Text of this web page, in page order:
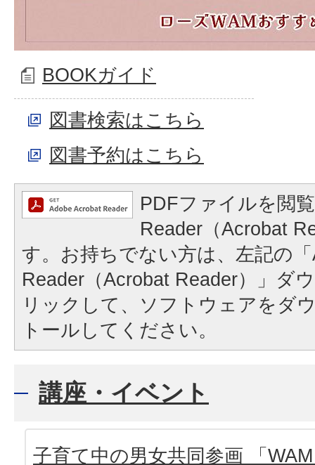
BOOKガイド
図書検索はこちら
図書予約はこちら
PDFファイルを閲
Reader（Acrobat
す。お持ちでない方は、左記の
Reader（Acrobat Reader）」ダ
リックして、ソフトウェアをダ
トールしてください。
講座・イベント
子育て中の男女共同参画 「